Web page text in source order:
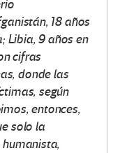
18 años
Libia, 9 años en
cifras
donde las
según
entonces,
solo la